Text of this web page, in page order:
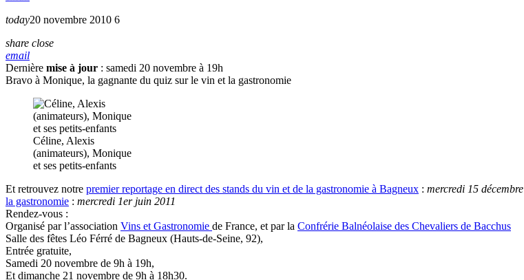
today20 novembre 2010 6
share close
email
Dernière mise à jour : samedi 20 novembre à 19h
Bravo à Monique, la gagnante du quiz sur le vin et la gastronomie
Céline, Alexis
(animateurs), Monique
et ses petits-enfants
Et retrouvez notre premier reportage en direct des stands du vin et de la gastronomie à Bagneux : mercredi 15 décembre
la gastronomie : mercredi 1er juin 2011
Rendez-vous :
Organisé par l’association Vins et Gastronomie de France, et par la Confrérie Balnéolaise des Chevaliers de Bacchus
Salle des fêtes Léo Férré de Bagneux (Hauts-de-Seine, 92),
Entrée gratuite,
Samedi 20 novembre de 9h à 19h,
Et dimanche 21 novembre de 9h à 18h30.